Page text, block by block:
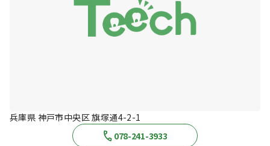
兵庫県 神戸市中央区 旗塚通4-2-1
078-241-3933